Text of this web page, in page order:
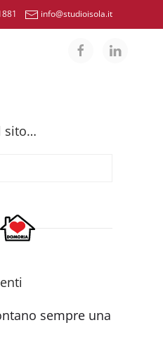
info@studioisola.it
sito…
sempre una